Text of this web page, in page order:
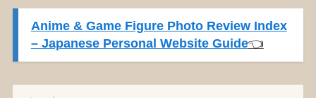
Anime & Game Figure Photo Review Index
– Japanese Personal Website Guide👈️